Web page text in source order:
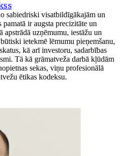
sabiedriski visatbildīgākajām un
ir augsta precizitāte un
apstrādā uzņēmumu, iestāžu un
ietekmē lēmumu pieņemšanu,
kā arī investoru, sadarbības
Tā kā grāmatveža darbā kļūdām
sekas, viņu profesionālā
ētikas kodeksu.